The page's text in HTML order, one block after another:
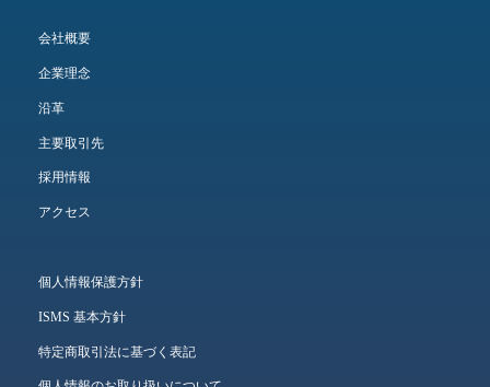
会社概要
企業理念
沿革
主要取引先
採用情報
アクセス
個人情報保護方針
ISMS 基本方針
特定商取引法に基づく表記